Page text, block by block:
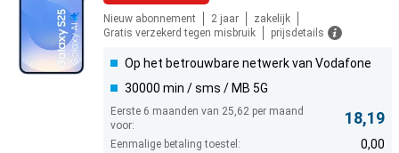
Nieuw abonnement 2 jaar
zakelijk
Gratis verzekerd tegen misbruik
prijsdetails
Op het betrouwbare netwerk van Vodafone
30000 min / sms / MB 5G
Eerste 6 maanden van 25,62 per maand
voor:
18,19
Eenmalige betaling toestel: 0,00